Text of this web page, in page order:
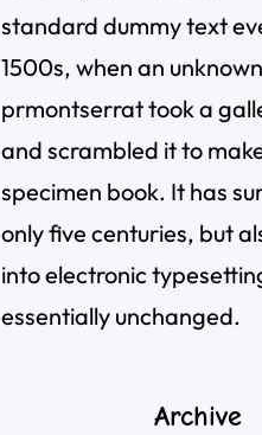
standard dummy text
1500s, when an unknown
prmontserrat took a
and scrambled it to
specimen book. It has
only five centuries, but
into electronic
essentially unchanged.
Archive